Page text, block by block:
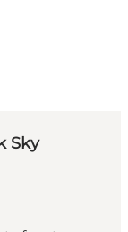
Sky